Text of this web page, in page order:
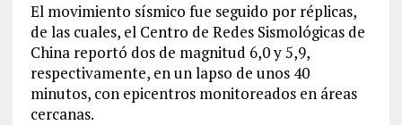
El movimiento sísmico fue seguido por réplicas,
de las cuales, el Centro de Redes Sismológicas de
China reportó dos de magnitud 6,0 y 5,9,
respectivamente, en un lapso de unos 40
minutos, con epicentros monitoreados en áreas
cercanas.